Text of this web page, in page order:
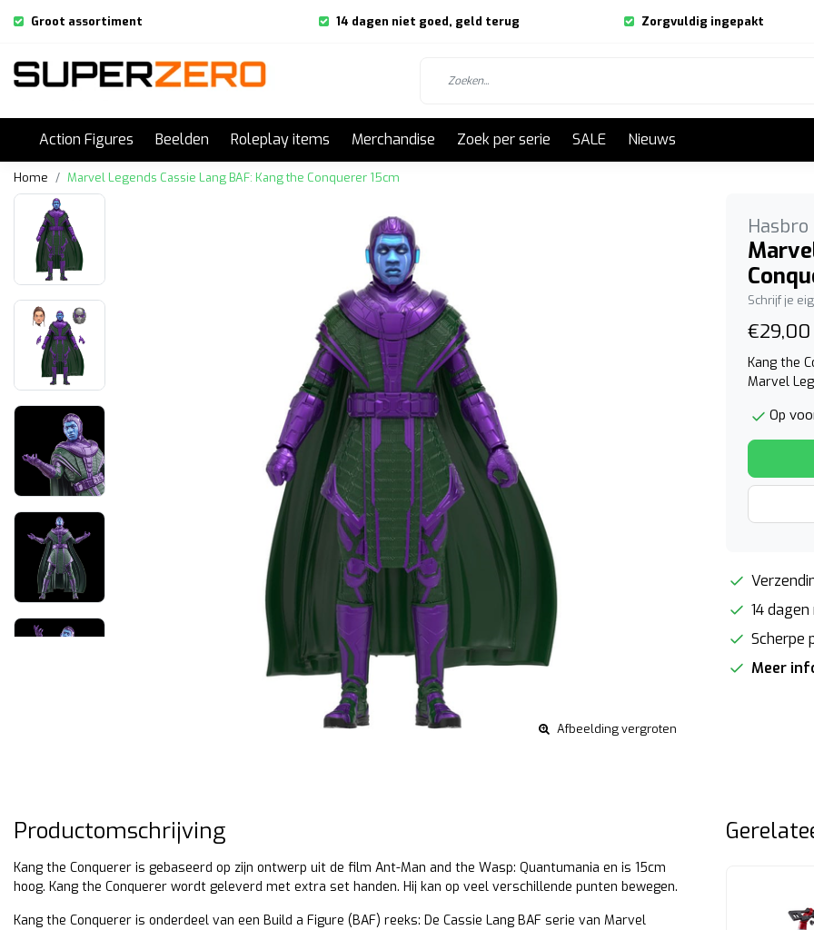
Groot assortiment 14 dagen niet goed, geld terug Zorgvuldig ingepakt
Action Figures Beelden Roleplay items Merchandise Zoek per serie SALE Nieuws
Home Marvel Legends Cassie Lang BAF: Kang the Conquerer 15cm
Afbeelding vergroten
Hasbro
Schrijf je
€29,00
Kang the
Marvel
Op
14
Scherpe
Meer
Productomschrijving
Kang the Conquerer is gebaseerd op zijn ontwerp uit de film Ant-Man and the Wasp: Quantumania en is 15cm
hoog. Kang the Conquerer wordt geleverd met extra set handen. Hij kan op veel verschillende punten bewegen.
Kang the Conquerer is onderdeel van een Build a Figure (BAF) reeks: De Cassie Lang BAF serie van Marvel